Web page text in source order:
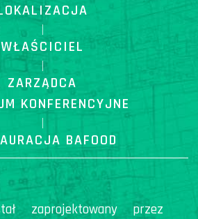
|
WŁAŚCICIEL
|
ZARZĄDCA
KONFERENCYJNE
|
BAFOOD
zaprojektowany przez